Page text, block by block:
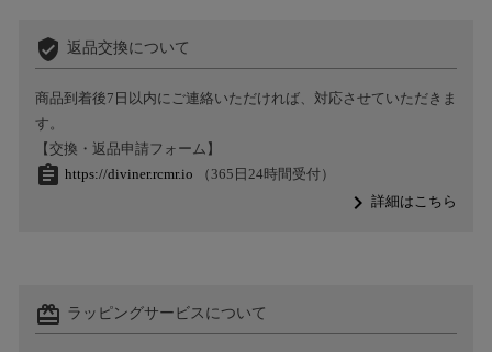
verified_user 返品交換について
商品到着後7日以内にご連絡いただければ、対応させていただきま
す。
【交換・返品申請フォーム】
assignment https://diviner.rcmr.io （365日24時間受付）
navigate_next詳細はこちら
card_giftcard ラッピングサービスについて